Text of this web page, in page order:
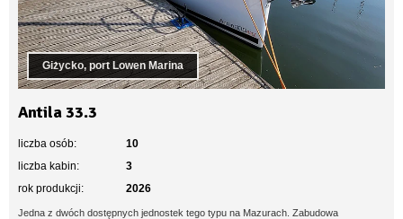
Giżycko, port Lowen Marina
Antila 33.3
liczba osób:
10
liczba kabin:
3
rok produkcji:
2026
Jedna z dwóch dostępnych jednostek tego typu na Mazurach. Zabudowa